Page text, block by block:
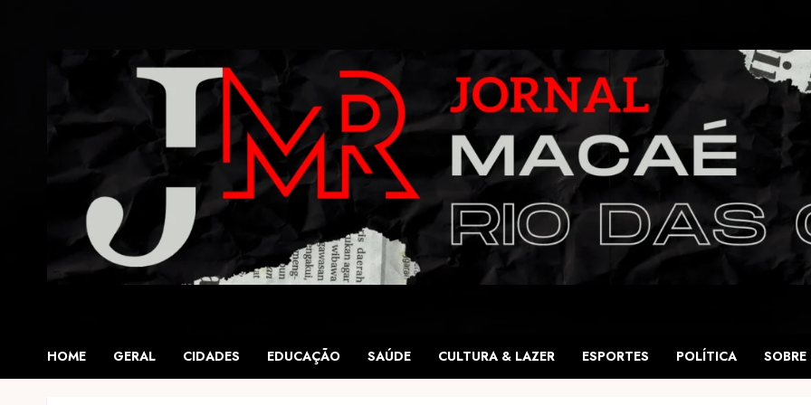
HOME GERAL CIDADES EDUCAÇÃO SAÚDE CULTURA & LAZER ESPORTES POLÍTICA